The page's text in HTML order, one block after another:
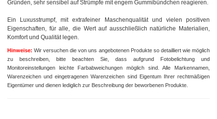
Gründen, sehr sensibel auf Strümpfe mit engem Gummibündchen reagieren.
Ein Luxusstrumpf, mit extrafeiner Maschenqualität und vielen positiven
Eigenschaften, für alle, die Wert auf ausschließlich natürliche Materialien,
Komfort und Qualität legen.
Hinweise: Wir versuchen die von uns angebotenen Produkte so detailliert wie möglich
zu beschreiben, bitte beachten Sie, dass aufgrund Fotobelichtung und
Monitoreinstellungen leichte Farbabweichungen möglich sind.
Alle Markennamen,
Warenzeichen und eingetragenen Warenzeichen sind Eigentum Ihrer rechtmäßigen
Eigentümer und dienen lediglich zur Beschreibung der beworbenen Produkte.